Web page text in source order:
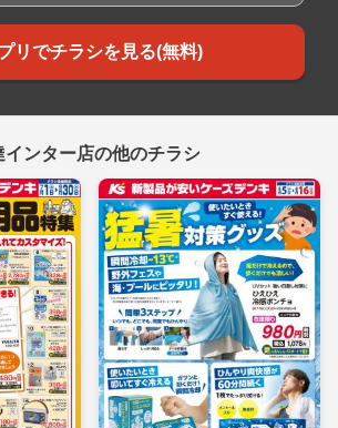
リでチラシを見る(無料)
ンター店の他のチラシ